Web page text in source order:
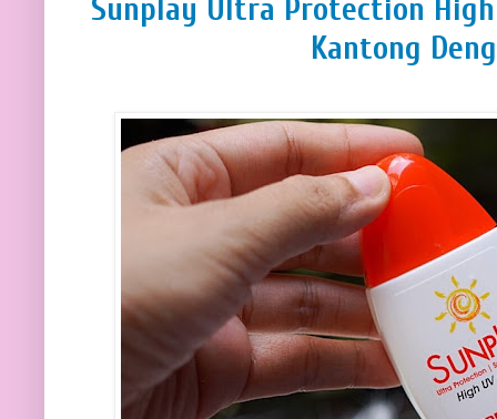
Sunplay Ultra Protection
Kantong